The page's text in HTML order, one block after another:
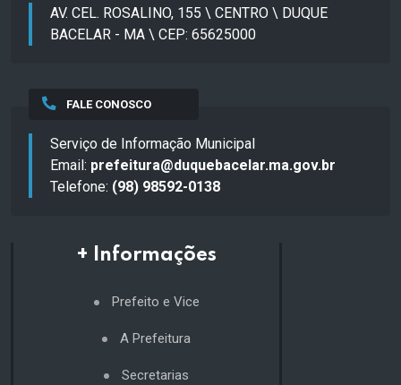
AV. CEL. ROSALINO, 155 \ CENTRO \ DUQUE
BACELAR - MA \ CEP: 65625000
FALE CONOSCO
Serviço de Informação Municipal
Email: prefeitura@duquebacelar.ma.gov.br
Telefone: (98) 98592-0138
+ Informações
Prefeito e Vice
A Prefeitura
Secretarias